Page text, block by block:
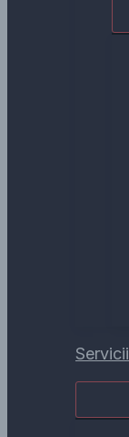
Servicii